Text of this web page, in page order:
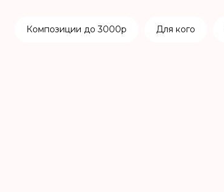
Композиции до 3000р Для кого